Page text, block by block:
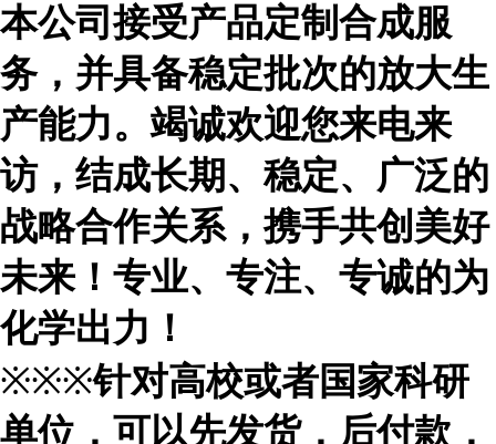
本公司接受产品定制合成服
务，并具备稳定批次的放大生
产能力。竭诚欢迎您来电来
访，结成长期、稳定、广泛的
战略合作关系，携手共创美好
未来！专业、专注、专诚的为
化学出力！
※※※针对高校或者国家科研
单位，可以先发货，后付款，